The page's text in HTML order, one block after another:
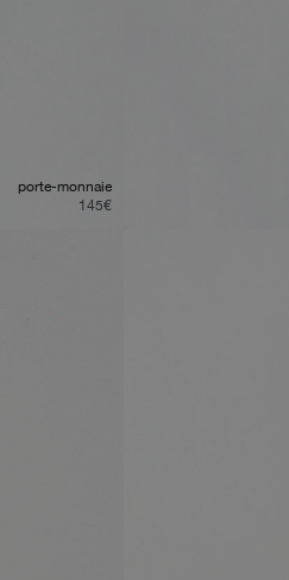
porte-monnaie
145€